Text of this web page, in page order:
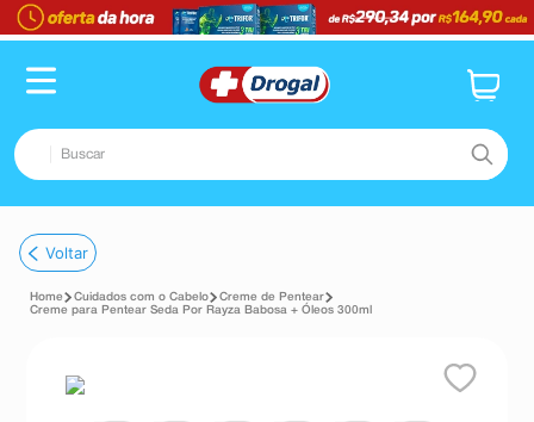
Buscar
1º fralda
2º dipirona
tadalafila
Voltar
Cuidados com o Cabelo
Creme de Pentear
Creme para Pentear Seda Por Rayza Babosa + Óleos 300ml